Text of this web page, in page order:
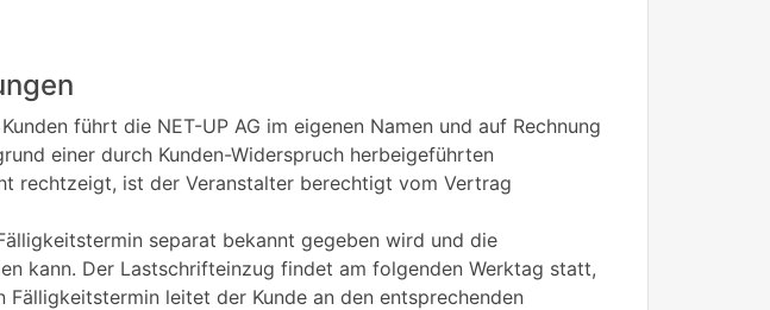
führt die NET-UP AG im eigenen Namen und auf Rechnung
einer durch Kunden-Widerspruch herbeigeführten
rechtzeigt, ist der Veranstalter berechtigt vom Vertrag
separat bekannt gegeben wird und die
kann. Der Lastschrifteinzug findet am folgenden Werktag statt,
leitet der Kunde an den entsprechenden